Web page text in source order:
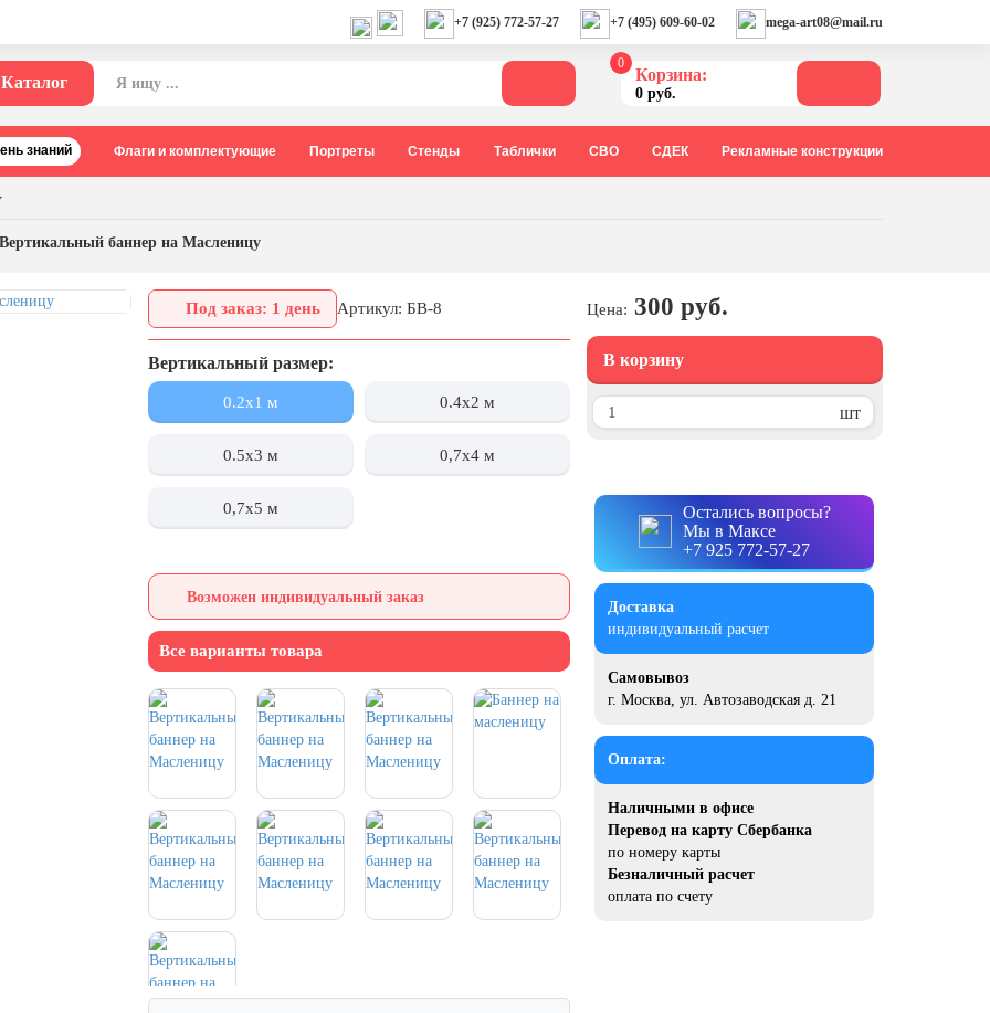
+7 (925) 772-57-27 +7 (495) 609-60-02 mega-art08@mail.ru
Каталог
0
Корзина:
0 руб.
знаний Флаги и комплектующие Портреты Стенды Таблички СВО СДЕК Рекламные конструкции
Вертикальный баннер на Масленицу
Под заказ: 1 день Артикул: БВ-8
Вертикальный размер:
0.2х1 м 0.4х2 м
0.5х3 м 0,7х4 м
0,7х5 м
Возможен индивидуальный заказ
Все варианты товара
Цена: 300 руб.
В корзину
шт
Остались вопросы?
Мы в Максе
+7 925 772-57-27
Доставка
индивидуальный расчет
Самовывоз
г. Москва, ул. Автозаводская д. 21
Оплата:
Наличными в офисе
Перевод на карту Сбербанка
по номеру карты
Безналичный расчет
оплата по счету